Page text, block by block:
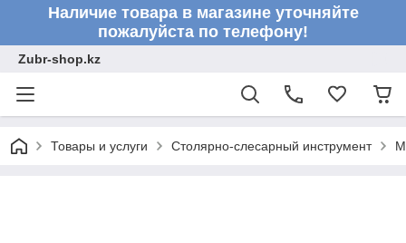
Наличие товара в магазине уточняйте
пожалуйста по телефону!
Zubr-shop.kz
Товары и услуги Столярно-слесарный инструмент